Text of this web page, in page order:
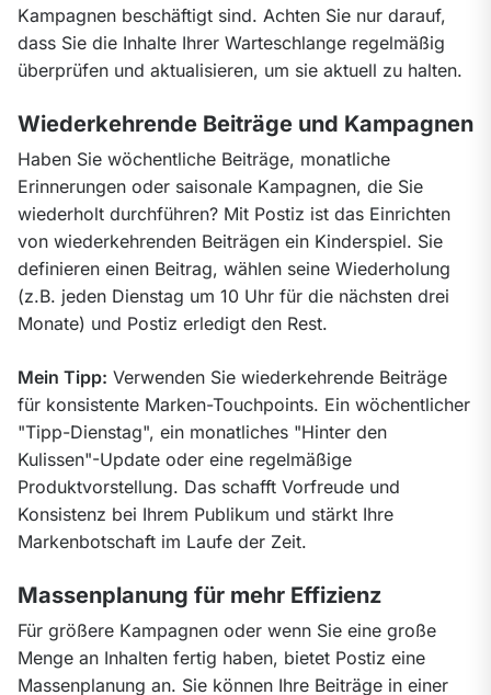
Kampagnen beschäftigt sind. Achten Sie nur darauf,
dass Sie die Inhalte Ihrer Warteschlange regelmäßig
überprüfen und aktualisieren, um sie aktuell zu halten.
Wiederkehrende Beiträge und Kampagnen
Haben Sie wöchentliche Beiträge, monatliche
Erinnerungen oder saisonale Kampagnen, die Sie
wiederholt durchführen? Mit Postiz ist das Einrichten
von wiederkehrenden Beiträgen ein Kinderspiel. Sie
definieren einen Beitrag, wählen seine Wiederholung
(z.B. jeden Dienstag um 10 Uhr für die nächsten drei
Monate) und Postiz erledigt den Rest.
Mein Tipp: Verwenden Sie wiederkehrende Beiträge
für konsistente Marken-Touchpoints. Ein wöchentlicher
"Tipp-Dienstag", ein monatliches "Hinter den
Kulissen"-Update oder eine regelmäßige
Produktvorstellung. Das schafft Vorfreude und
Konsistenz bei Ihrem Publikum und stärkt Ihre
Markenbotschaft im Laufe der Zeit.
Massenplanung für mehr Effizienz
Für größere Kampagnen oder wenn Sie eine große
Menge an Inhalten fertig haben, bietet Postiz eine
Massenplanung an. Sie können Ihre Beiträge in einer